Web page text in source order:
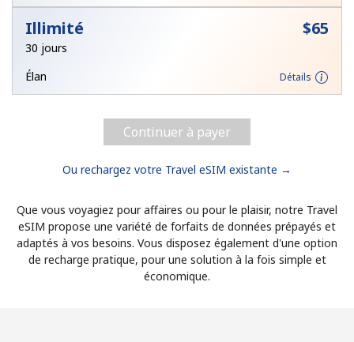
Illimité ⁦$65⁩
30 jours
Élan
Détails
Continuer à payer
Ou rechargez votre Travel eSIM existante →
Que vous voyagiez pour affaires ou pour le plaisir, notre Travel
eSIM propose une variété de forfaits de données prépayés et
adaptés à vos besoins. Vous disposez également d'une option
de recharge pratique, pour une solution à la fois simple et
économique.